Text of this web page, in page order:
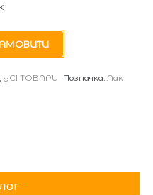
, УСІ ТОВАРИ Позначка: Лак